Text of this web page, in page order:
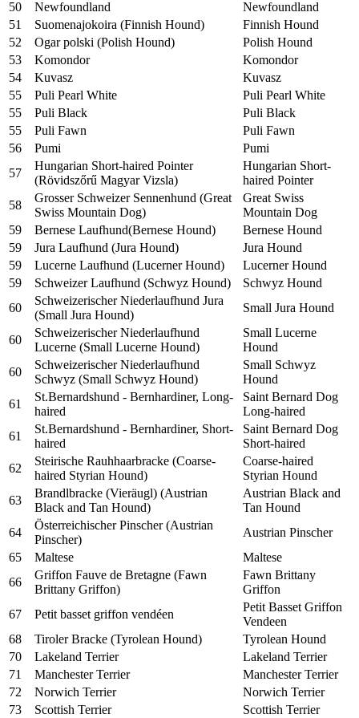
50
Newfoundland
Newfoundland
51
Suomenajokoira (Finnish Hound)
Finnish Hound
52
Ogar polski (Polish Hound)
Polish Hound
53
Komondor
Komondor
54
Kuvasz
Kuvasz
55
Puli Pearl White
Puli Pearl White
55
Puli Black
Puli Black
55
Puli Fawn
Puli Fawn
56
Pumi
Pumi
57
Hungarian Short-haired Pointer
(Rövidszőrű Magyar Vizsla)
Hungarian Short-
haired Pointer
58
Grosser Schweizer Sennenhund (Great
Swiss Mountain Dog)
Great Swiss
Mountain Dog
59
Bernese Laufhund(Bernese Hound)
Bernese Hound
59
Jura Laufhund (Jura Hound)
Jura Hound
59
Lucerne Laufhund (Lucerner Hound)
Lucerner Hound
59
Schweizer Laufhund (Schwyz Hound)
Schwyz Hound
60
Schweizerischer Niederlaufhund Jura
(Small Jura Hound)
Small Jura Hound
60
Schweizerischer Niederlaufhund
Lucerne (Small Lucerne Hound)
Small Lucerne
Hound
60
Schweizerischer Niederlaufhund
Schwyz (Small Schwyz Hound)
Small Schwyz
Hound
61
St.Bernardshund - Bernhardiner, Long-
haired
Saint Bernard Dog
Long-haired
61
St.Bernardshund - Bernhardiner, Short-
haired
Saint Bernard Dog
Short-haired
62
Steirische Rauhhaarbracke (Coarse-
haired Styrian Hound)
Coarse-haired
Styrian Hound
63
Brandlbracke (Vieräugl) (Austrian
Black and Tan Hound)
Austrian Black and
Tan Hound
64
Österreichischer Pinscher (Austrian
Pinscher)
Austrian Pinscher
65
Maltese
Maltese
66
Griffon Fauve de Bretagne (Fawn
Brittany Griffon)
Fawn Brittany
Griffon
67
Petit basset griffon vendéen
Petit Basset Griffon
Vendeen
68
Tiroler Bracke (Tyrolean Hound)
Tyrolean Hound
70
Lakeland Terrier
Lakeland Terrier
71
Manchester Terrier
Manchester Terrier
72
Norwich Terrier
Norwich Terrier
73
Scottish Terrier
Scottish Terrier